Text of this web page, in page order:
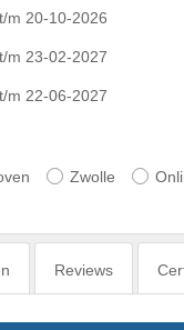
m 20-10-2026
m 23-02-2027
m 22-06-2027
Zwolle
Reviews